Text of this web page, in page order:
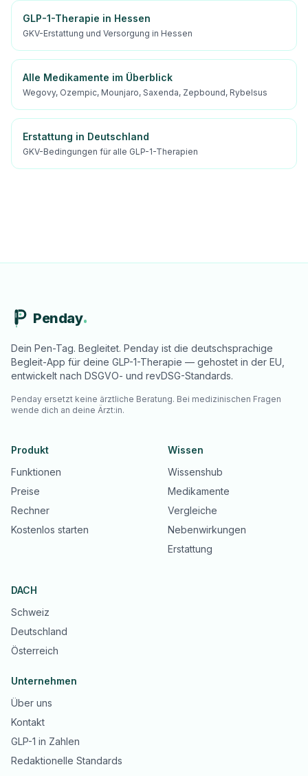
GLP-1-Therapie in Hessen
GKV-Erstattung und Versorgung in Hessen
Alle Medikamente im Überblick
Wegovy, Ozempic, Mounjaro, Saxenda, Zepbound, Rybelsus
Erstattung in Deutschland
GKV-Bedingungen für alle GLP-1-Therapien
Penday
Dein Pen-Tag. Begleitet. Penday ist die deutschsprachige
Begleit-App für deine GLP-1-Therapie — gehostet in der EU,
entwickelt nach DSGVO- und revDSG-Standards.
Penday ersetzt keine ärztliche Beratung. Bei medizinischen Fragen
wende dich an deine Ärzt:in.
Produkt
Funktionen
Preise
Rechner
Kostenlos starten
Wissen
Wissenshub
Medikamente
Vergleiche
Nebenwirkungen
Erstattung
DACH
Schweiz
Deutschland
Österreich
Unternehmen
Über uns
Kontakt
GLP-1 in Zahlen
Redaktionelle Standards